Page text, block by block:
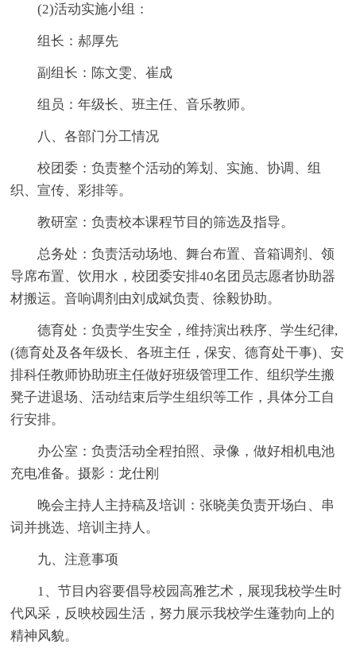
(2)活动实施小组：
组长：郝厚先
副组长：陈文雯、崔成
组员：年级长、班主任、音乐教师。
八、各部门分工情况
校团委：负责整个活动的筹划、实施、协调、组
织、宣传、彩排等。
教研室：负责校本课程节目的筛选及指导。
总务处：负责活动场地、舞台布置、音箱调剂、领
导席布置、饮用水，校团委安排40名团员志愿者协助器
材搬运。音响调剂由刘成斌负责、徐毅协助。
德育处：负责学生安全，维持演出秩序、学生纪律,
(德育处及各年级长、各班主任，保安、德育处干事)、安
排科任教师协助班主任做好班级管理工作、组织学生搬
凳子进退场、活动结束后学生组织等工作，具体分工自
行安排。
办公室：负责活动全程拍照、录像，做好相机电池
充电准备。摄影：龙仕刚
晚会主持人主持稿及培训：张晓美负责开场白、串
词并挑选、培训主持人。
九、注意事项
1、节目内容要倡导校园高雅艺术，展现我校学生时
代风采，反映校园生活，努力展示我校学生蓬勃向上的
精神风貌。